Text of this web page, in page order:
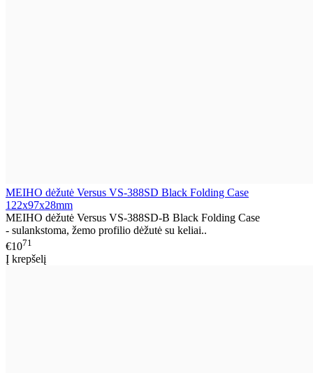
MEIHO dėžutė Versus VS-388SD Black Folding Case
122x97x28mm
MEIHO dėžutė Versus VS-388SD-B Black Folding Case
- sulankstoma, žemo profilio dėžutė su keliai..
€1071
Į krepšelį